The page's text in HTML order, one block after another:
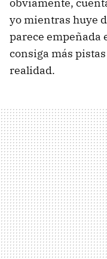
yo mientras huye
parece empeñada
consiga más
realidad.